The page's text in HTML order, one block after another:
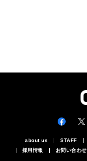
about us STAFF
採用情報
お問い合わせ